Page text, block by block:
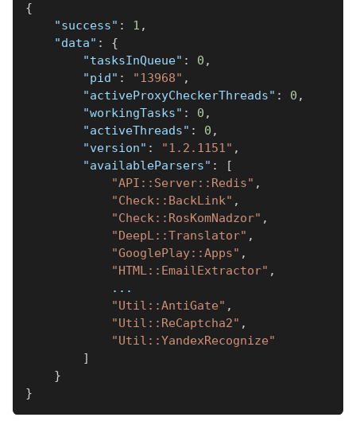
{
"success" : 1 ,
"data" :
{
"tasksInQueue" : 0 ,
"pid" : "13968" ,
"activeProxyCheckerThreads" : 0 ,
"workingTasks" : 0 ,
"activeThreads" : 0 ,
"version" : "1.2.1151" ,
"availableParsers" :
[
"API::Server::Redis" ,
"Check::BackLink" ,
"Check::RosKomNadzor" ,
"DeepL::Translator" ,
"GooglePlay::Apps" ,
"HTML::EmailExtractor" ,
            ...
"Util::AntiGate" ,
"Util::ReCaptcha2" ,
"Util::YandexRecognize"
]
}
}